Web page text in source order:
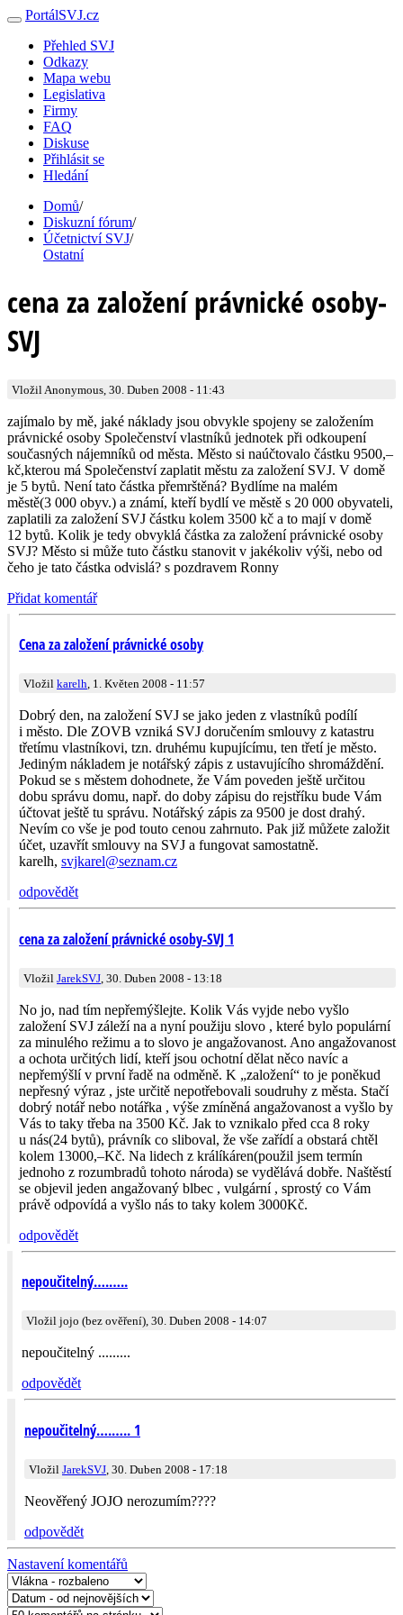
PortálSVJ.cz
Přehled SVJ
Odkazy
Mapa webu
Legislativa
Firmy
FAQ
Diskuse
Přihlásit se
Hledání
Domů/
Diskuzní fórum/
Účetnictví SVJ/
Ostatní
cena za založení právnické osoby-
SVJ
Vložil Anonymous, 30. Duben 2008 - 11:43
zajímalo by mě, jaké náklady jsou obvykle spojeny se založením
právnické osoby Společenství vlastníků jednotek při odkoupení
současných nájemníků od města. Město si naúčtovalo částku 9500,–
kč,kterou má Společenství zaplatit městu za založení SVJ. V domě
je 5 bytů. Není tato částka přemrštěná? Bydlíme na malém
městě(3 000 obyv.) a známí, kteří bydlí ve městě s 20 000 obyvateli,
zaplatili za založení SVJ částku kolem 3500 kč a to mají v domě
12 bytů. Kolik je tedy obvyklá částka za založení právnické osoby
SVJ? Město si může tuto částku stanovit v jakékoliv výši, nebo od
čeho je tato částka odvislá? s pozdravem Ronny
Přidat komentář
Cena za založení právnické osoby
Vložil karelh, 1. Květen 2008 - 11:57
Dobrý den, na založení SVJ se jako jeden z vlastníků podílí
i město. Dle ZOVB vzniká SVJ doručením smlouvy z katastru
třetímu vlastníkovi, tzn. druhému kupujícímu, ten třetí je město.
Jediným nákladem je notářský zápis z ustavujícího shromáždění.
Pokud se s městem dohodnete, že Vám poveden ještě určitou
dobu správu domu, např. do doby zápisu do rejstříku bude Vám
účtovat ještě tu správu. Notářský zápis za 9500 je dost drahý.
Nevím co vše je pod touto cenou zahrnuto. Pak již můžete založit
účet, uzavřít smlouvy na SVJ a fungovat samostatně.
karelh, svjka­rel@seznam.cz
odpovědět
cena za založení právnické osoby-SVJ 1
Vložil JarekSVJ , 30. Duben 2008 - 13:18
No jo, nad tím nepřemýšlejte. Kolik Vás vyjde nebo vyšlo
založení SVJ záleží na a nyní použiju slovo , které bylo populární
za minulého režimu a to slovo je angažovanost. Ano angažovanost
a ochota určitých lidí, kteří jsou ochotní dělat něco navíc a
nepřemýšlí v první řadě na odměně. K „založení“ to je poněkud
nepřesný výraz , jste určitě nepotřebovali soudruhy z města. Stačí
dobrý notář nebo notářka , výše zmíněná angažovanost a vyšlo by
Vás to taky třeba na 3500 Kč. Jak to vznikalo před cca 8 roky
u nás(24 bytů), právník co sliboval, že vše zařídí a obstará chtěl
kolem 13000,–Kč. Na lidech z králíkáren(použil jsem termín
jednoho z rozumbradů tohoto národa) se vydělává dobře. Naštěstí
se objevil jeden angažovaný blbec , vulgární , sprostý co Vám
právě odpovídá a vyšlo nás to taky kolem 3000Kč.
odpovědět
nepoučitelný….…..
Vložil jojo (bez ověření), 30. Duben 2008 - 14:07
nepoučitelný .........
odpovědět
nepoučitelný….….. 1
Vložil JarekSVJ, 30. Duben 2008 - 17:18
Neověřený JOJO nerozumím????
odpovědět
Nastavení komentářů